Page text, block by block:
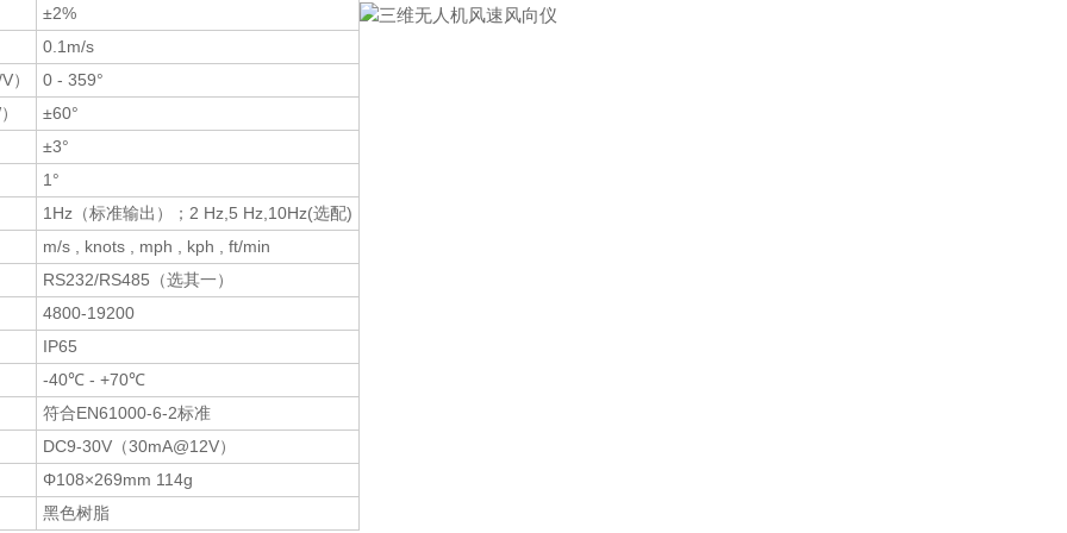
±2%
0.1m/s
）
0 - 359°
±60°
±3°
1°
1Hz（标准输出）；2 Hz,5 Hz,10Hz(选配)
m/s , knots , mph , kph , ft/min
RS232/RS485（选其一）
4800-19200
IP65
-40℃ - +70℃
符合EN61000-6-2标准
DC9-30V（30mA@12V）
Φ108×269mm 114g
黑色树脂